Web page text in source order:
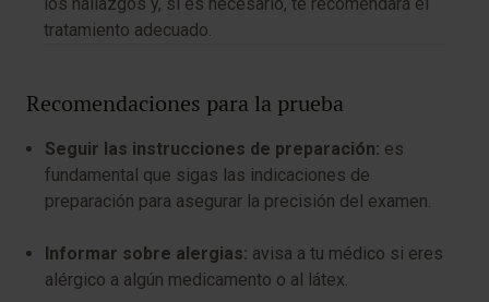
los hallazgos y, si es necesario, te recomendará el
tratamiento adecuado.
Recomendaciones para la prueba
Seguir las instrucciones de preparación: es
fundamental que sigas las indicaciones de
preparación para asegurar la precisión del examen.
Informar sobre alergias: avisa a tu médico si eres
alérgico a algún medicamento o al látex.